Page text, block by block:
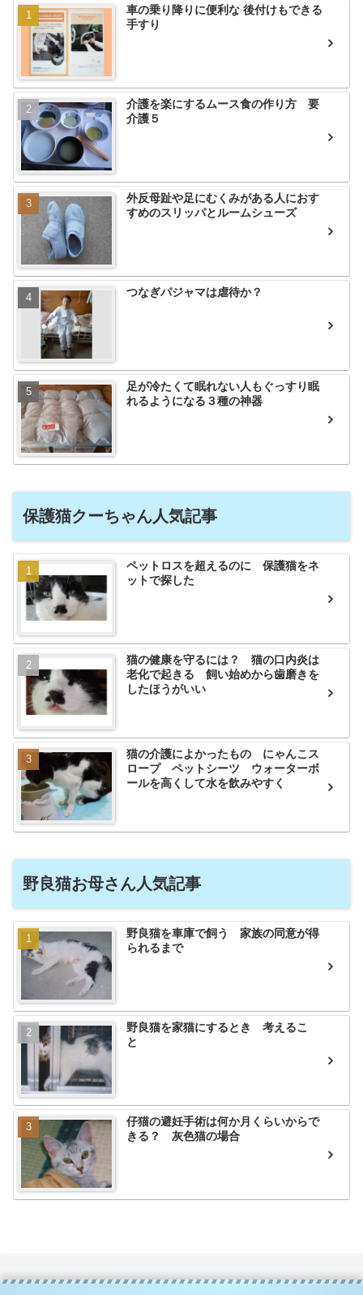
車の乗り降りに便利な 後付けもできる
手すり
介護を楽にするムース食の作り方 要
介護５
外反母趾や足にむくみがある人におす
すめのスリッパとルームシューズ
つなぎパジャマは虐待か？
足が冷たくて眠れない人もぐっすり眠
れるようになる３種の神器
保護猫クーちゃん人気記事
ペットロスを超えるのに 保護猫をネ
ットで探した
猫の健康を守るには？ 猫の口内炎は
老化で起きる 飼い始めから歯磨きを
したほうがいい
猫の介護によかったもの にゃんこス
ロープ ペットシーツ ウォーターボ
ールを高くして水を飲みやすく
野良猫お母さん人気記事
野良猫を車庫で飼う 家族の同意が得
られるまで
野良猫を家猫にするとき 考えるこ
と
仔猫の避妊手術は何か月くらいからで
きる？ 灰色猫の場合